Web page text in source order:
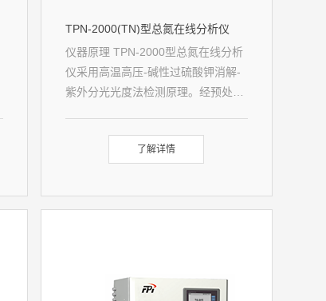
TPN-2000(TN)型总氮在线分析仪
仪器原理 TPN-2000型总氮在线分析
仪采用高温高压-碱性过硫酸钾消解-
紫外分光光度法检测原理。经预处理
定。仪器采用的测量方法符合《水质
了解详情